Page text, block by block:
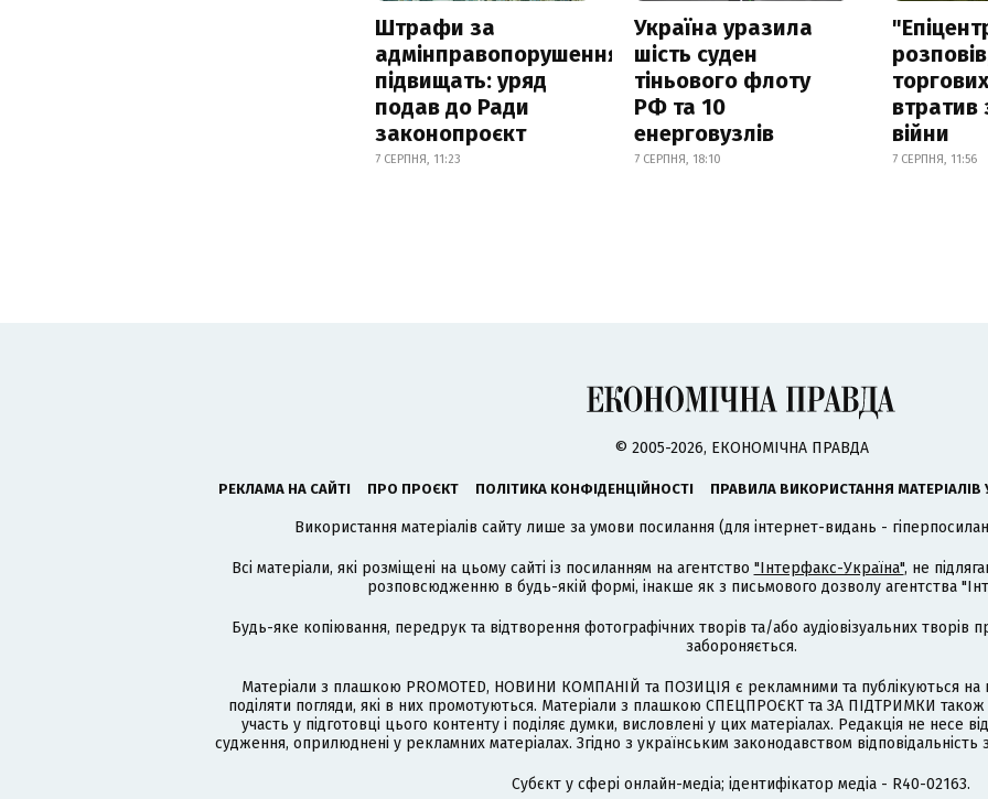
Штрафи за
адмінправопорушення
підвищать: уряд
подав до Ради
законопроєкт
7 СЕРПНЯ, 11:23
Україна уразила
шість суден
тіньового флоту
РФ та 10
енерговузлів
7 СЕРПНЯ, 18:10
втратив
війни
7 СЕРПНЯ, 11:56
© 2005-2026, ЕКОНОМІЧНА ПРАВДА
РЕКЛАМА НА САЙТІ ПРО ПРОЄКТ ПОЛІТИКА КОНФІДЕНЦІЙНОСТІ ПРАВИЛА ВИКОРИСТАННЯ МАТЕРІАЛІВ
Використання матеріалів сайту лише за умови посилання (для інтернет-видань -
Всі матеріали, які розміщені на цьому сайті із посиланням на агентство "Інтерфакс-Україна", не
розповсюдженню в будь-якій формі, інакше як з письмового дозволу агентства
Будь-яке копіювання, передрук та відтворення фотографічних творів та/або аудіовізуальних
забороняється.
Матеріали з плашкою PROMOTED, НОВИНИ КОМПАНІЙ та ПОЗИЦІЯ є рекламними та публікуються на
поділяти погляди, які в них промотуються. Матеріали з плашкою СПЕЦПРОЄКТ та ЗА ПІДТРИМКИ
участь у підготовці цього контенту і поділяє думки, висловлені у цих матеріалах. Редакція не несе
судження, оприлюднені у рекламних матеріалах. Згідно з українським законодавством
Cубєкт у сфері онлайн-медіа; ідентифікатор медіа - R40-02163.